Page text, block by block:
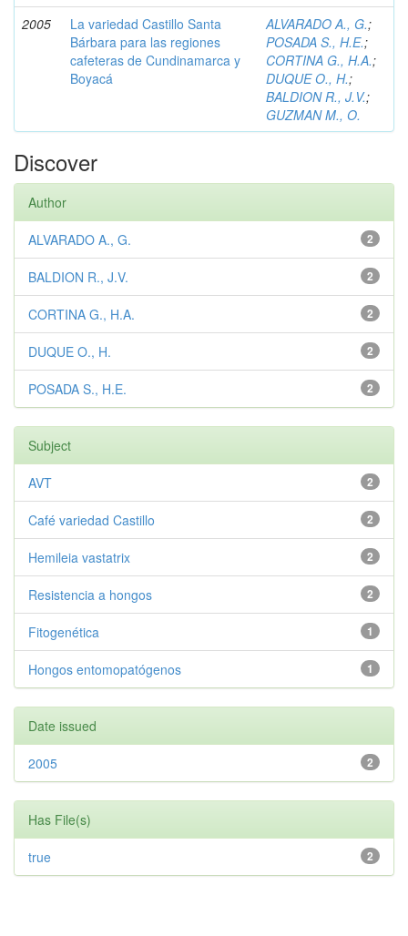
2005
La variedad Castillo Santa
Bárbara para las regiones
cafeteras de Cundinamarca y
Boyacá
ALVARADO A., G.;
POSADA S., H.E.;
CORTINA G., H.A.;
DUQUE O., H.;
BALDION R., J.V.;
GUZMAN M., O.
Discover
Author
2
ALVARADO A., G.
2
BALDION R., J.V.
2
CORTINA G., H.A.
2
DUQUE O., H.
2
POSADA S., H.E.
Subject
2
AVT
2
Café variedad Castillo
2
Hemileia vastatrix
2
Resistencia a hongos
1
Fitogenética
1
Hongos entomopatógenos
Date issued
2
2005
Has File(s)
2
true